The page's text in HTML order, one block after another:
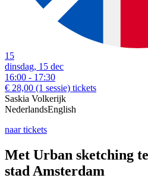
15
dinsdag, 15 dec
16:00 - 17:30
€ 28,00 (1 sessie) tickets
Saskia Volkerijk
NederlandsEnglish
naar tickets
Met Urban sketching
stad Amsterdam